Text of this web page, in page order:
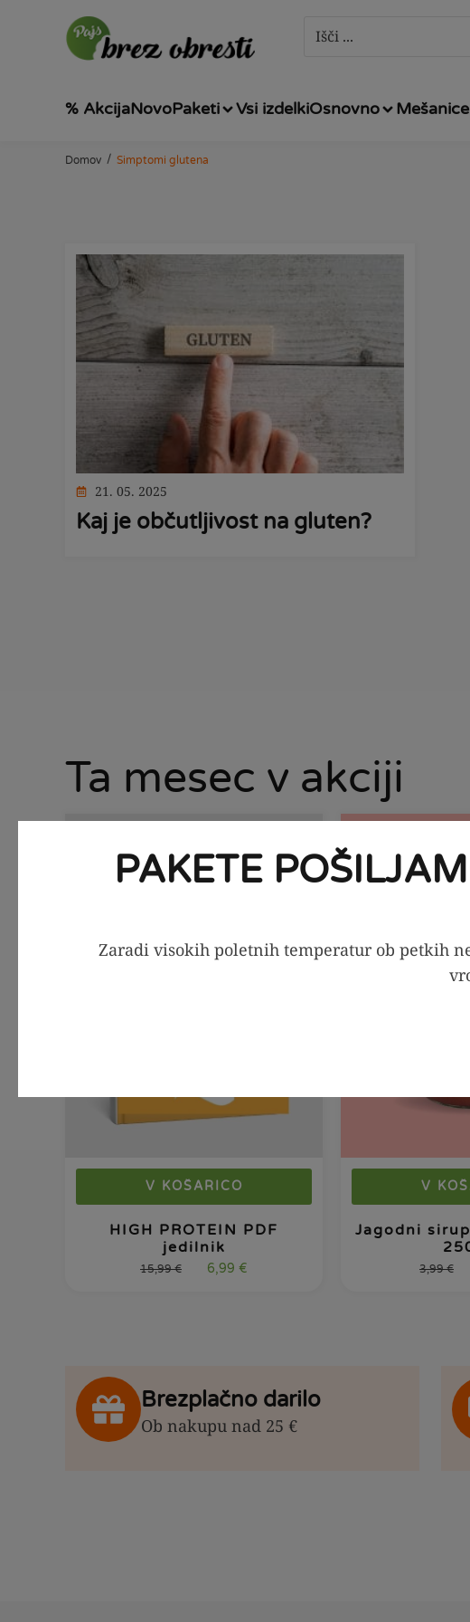
% AkcijaNovoPaketi Vsi izdelkiOsnovno Mešanice
Domov / Simptomi glutena
21. 05. 2025
Kaj je občutljivost na gluten?
Ta mesec v akciji
V KOŠARICO
HIGH PROTEIN PDF
jedilnik
15,99€ 6,99 €
V
Jagodni
3,99€
Brezplačno darilo
Ob nakupu nad 25 €
PAKETE
Zaradi visokih poletnih temperatur ob petkih